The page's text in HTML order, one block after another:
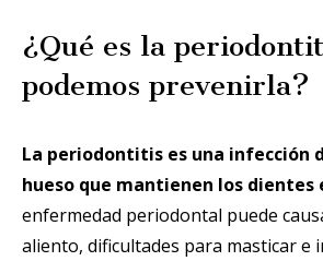
¿Qué es la
podemos prevenirla?
La periodontitis es una infección
hueso que mantienen los dientes
enfermedad periodontal puede
aliento, dificultades para masticar e